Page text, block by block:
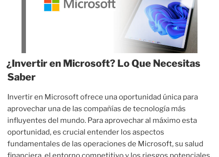
¿Invertir en Microsoft? Lo Que Necesitas
Saber
Invertir en Microsoft ofrece una oportunidad única para
aprovechar una de las compañías de tecnología más
influyentes del mundo. Para aprovechar al máximo esta
oportunidad, es crucial entender los aspectos
fundamentales de las operaciones de Microsoft, su salud